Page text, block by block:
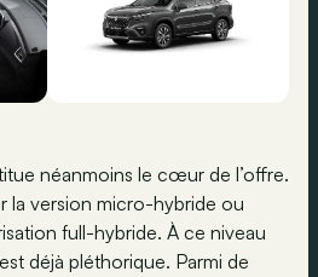
néanmoins le cœur de l’offre.
la version micro-hybride ou
full-hybride. À ce niveau
déjà pléthorique. Parmi de